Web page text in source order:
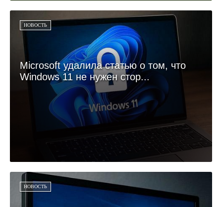
НОВОСТЬ
Microsoft удалила статью о том, что
Windows 11 не нужен стор...
НОВОСТЬ